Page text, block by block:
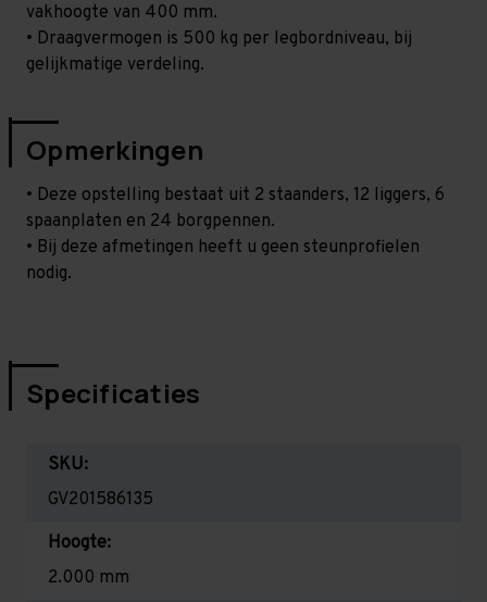
vakhoogte van 400 mm.
• Draagvermogen is 500 kg per legbordniveau, bij
gelijkmatige verdeling.
Opmerkingen
• Deze opstelling bestaat uit 2 staanders, 12 liggers, 6
spaanplaten en 24 borgpennen.
• Bij deze afmetingen heeft u geen steunprofielen
nodig.
Specificaties
SKU:
GV201586135
Hoogte:
2.000 mm